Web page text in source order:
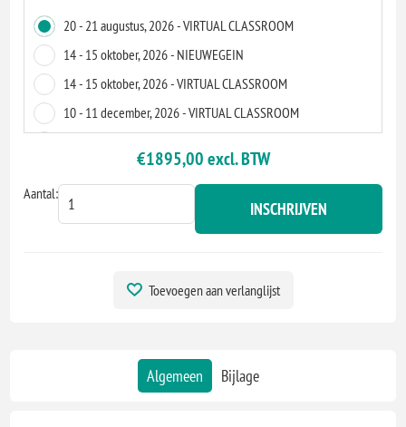
20 - 21 augustus, 2026 - VIRTUAL CLASSROOM
14 - 15 oktober, 2026 - NIEUWEGEIN
14 - 15 oktober, 2026 - VIRTUAL CLASSROOM
10 - 11 december, 2026 - VIRTUAL CLASSROOM
03 - 4 mei, 2027 - NIEUWEGEIN
03 - 4 mei, 2027 - VIRTUAL CLASSROOM
12 - 13 augustus, 2027 - ZOETERMEER
14 - 15 oktober, 2027 - VIRTUAL CLASSROOM
€1895,00 excl. BTW
Aantal:
INSCHRIJVEN
Toevoegen aan verlanglijst
Algemeen Bijlage